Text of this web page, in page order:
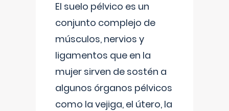
El suelo pélvico es un
conjunto complejo de
músculos, nervios y
ligamentos que en la
mujer sirven de sostén a
algunos órganos pélvicos
como la vejiga, el útero, la